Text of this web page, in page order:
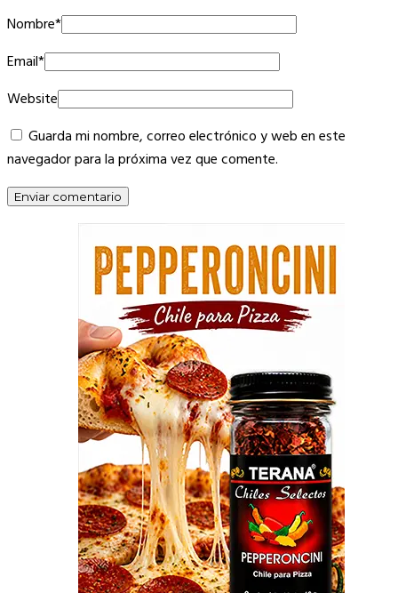
Nombre*
Email*
Website
Guarda mi nombre, correo electrónico y web en este
navegador para la próxima vez que comente.